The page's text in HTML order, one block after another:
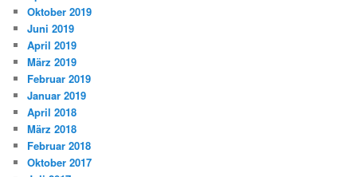
Oktober 2019
Juni 2019
April 2019
März 2019
Februar 2019
Januar 2019
April 2018
März 2018
Februar 2018
Oktober 2017